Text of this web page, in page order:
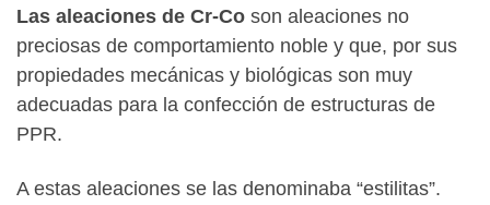
Las aleaciones de Cr-Co son aleaciones no
preciosas de comportamiento noble y que, por sus
propiedades mecánicas y biológicas son muy
adecuadas para la confección de estructuras de
PPR.
A estas aleaciones se las denominaba “estilitas”.